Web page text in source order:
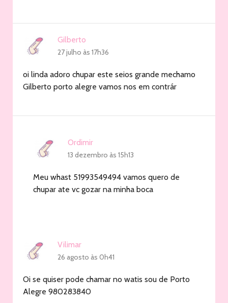
Gilberto
27 julho às 17h36
oi linda adoro chupar este seios grande mechamo
Gilberto porto alegre vamos nos em contrár
Ordimir
13 dezembro às 15h13
Meu whast 51993549494 vamos quero de
chupar ate vc gozar na minha boca
Vilimar
26 agosto às 0h41
Oi se quiser pode chamar no watis sou de Porto
Alegre 980283840